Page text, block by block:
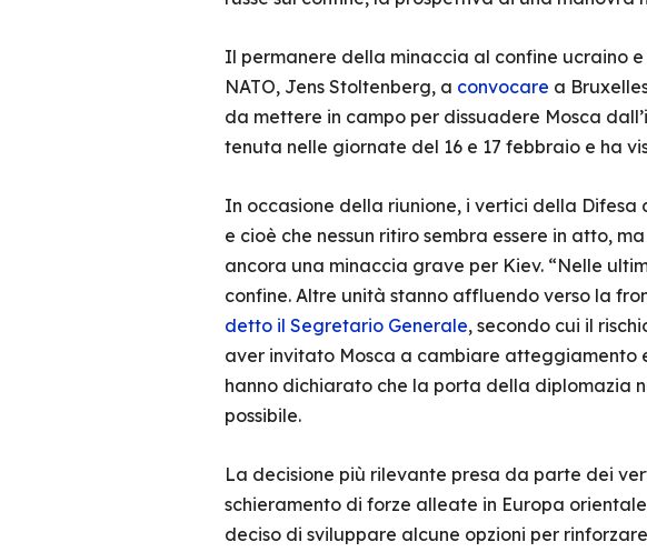
Il permanere della minaccia al confine ucraino
NATO, Jens Stoltenberg, a convocare a
da mettere in campo per dissuadere Mosca
tenuta nelle giornate del 16 e 17 febbraio e ha
In occasione della riunione, i vertici della
e cioè che nessun ritiro sembra essere in atto,
ancora una minaccia grave per Kiev. “Nelle
confine. Altre unità stanno affluendo verso la
detto il Segretario Generale, secondo cui il
aver invitato Mosca a cambiare atteggiamento
hanno dichiarato che la porta della diplomazia
possibile.
La decisione più rilevante presa da parte dei
schieramento di forze alleate in Europa
deciso di sviluppare alcune opzioni per